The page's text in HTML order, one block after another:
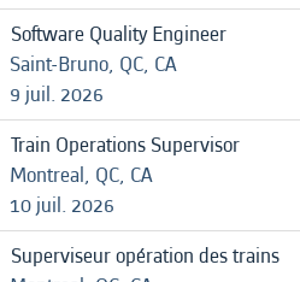
Software Quality Engineer
Saint-Bruno, QC, CA
9 juil. 2026
Train Operations Supervisor
Montreal, QC, CA
10 juil. 2026
Superviseur opération des trains